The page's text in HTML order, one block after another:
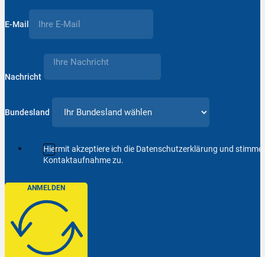
E-Mail
Nachricht
Bundesland
Hiermit akzeptiere ich die Datenschutzerklärung und
Kontaktaufnahme zu.
ANMELDEN